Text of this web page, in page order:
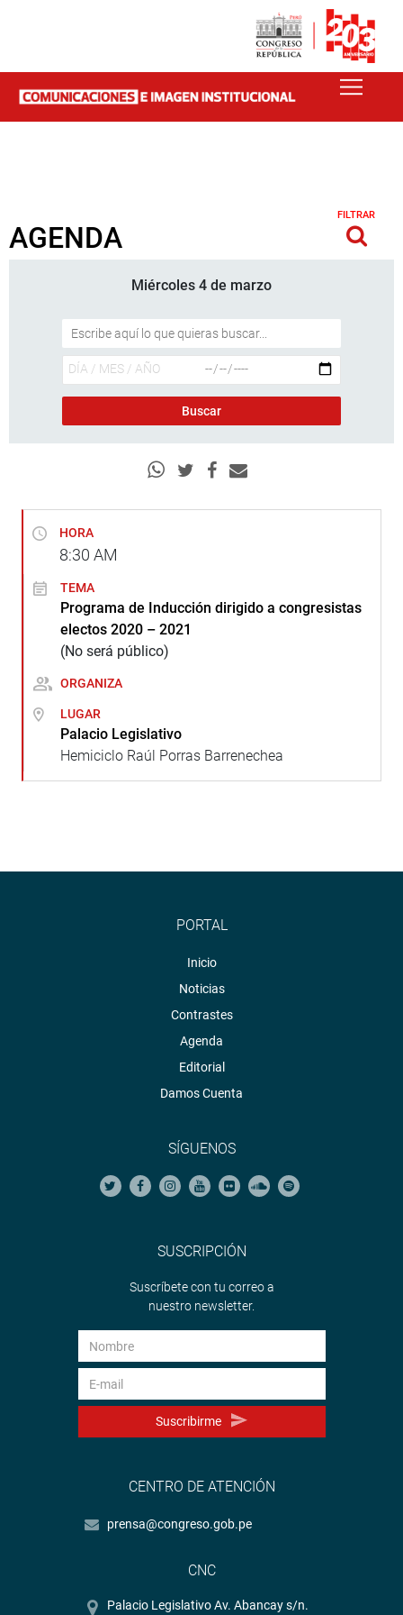
AGENDA
FILTRAR
Miércoles 4 de marzo
HORA
8:30 AM
TEMA
Programa de Inducción dirigido a congresistas
electos 2020 – 2021
(No será público)
ORGANIZA
LUGAR
Palacio Legislativo
Hemiciclo Raúl Porras Barrenechea
PORTAL
Inicio
Noticias
Contrastes
Agenda
Editorial
Damos Cuenta
SÍGUENOS
SUSCRIPCIÓN
Suscríbete con tu correo a
nuestro newsletter.
Suscribirme
CENTRO DE ATENCIÓN
prensa@congreso.gob.pe
CNC
Palacio Legislativo Av. Abancay s/n.